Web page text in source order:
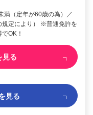
満（定年が60歳の為）／
定により） ※普通免許を
OK！
見る
見る